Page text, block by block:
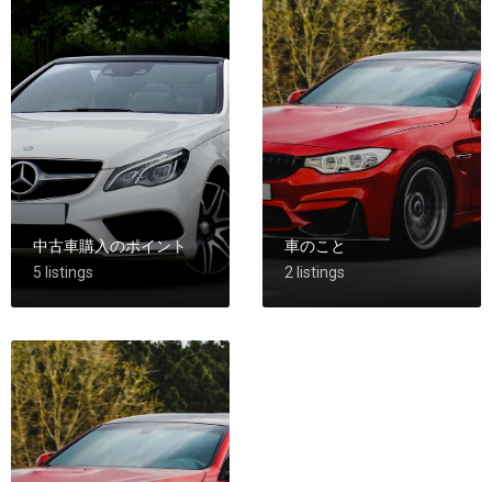
中古車購入のポイント
5 listings
車のこと
2 listings